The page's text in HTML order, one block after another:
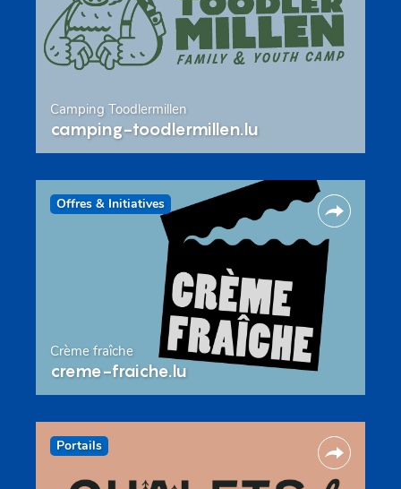
Camping Toodlermillen
camping-toodlermillen.lu
Offres & Initiatives
Crème fraîche
creme-fraiche.lu
Portails